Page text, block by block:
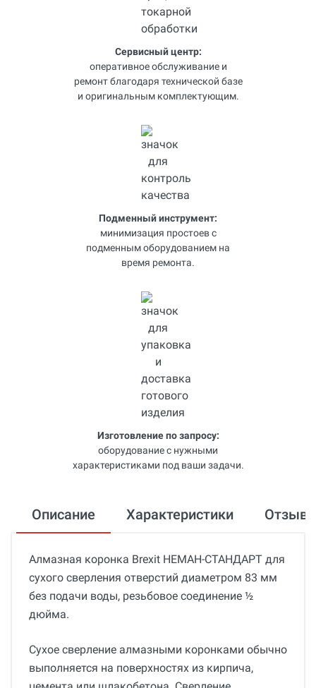
Сервисный центр:
оперативное обслуживание и
ремонт благодаря технической базе
и оригинальным комплектующим.
Подменный инструмент:
минимизация простоев с
подменным оборудованием на
время ремонта.
Изготовление по запросу:
оборудование с нужными
характеристиками под ваши задачи.
Описание Характеристики
Алмазная коронка Brexit НЕМАН-СТАНДАРТ для
сухого сверления отверстий диаметром 83 мм
без подачи воды, резьбовое соединение ½
дюйма.
Сухое сверление алмазными коронками обычно
выполняется на поверхностях из кирпича,